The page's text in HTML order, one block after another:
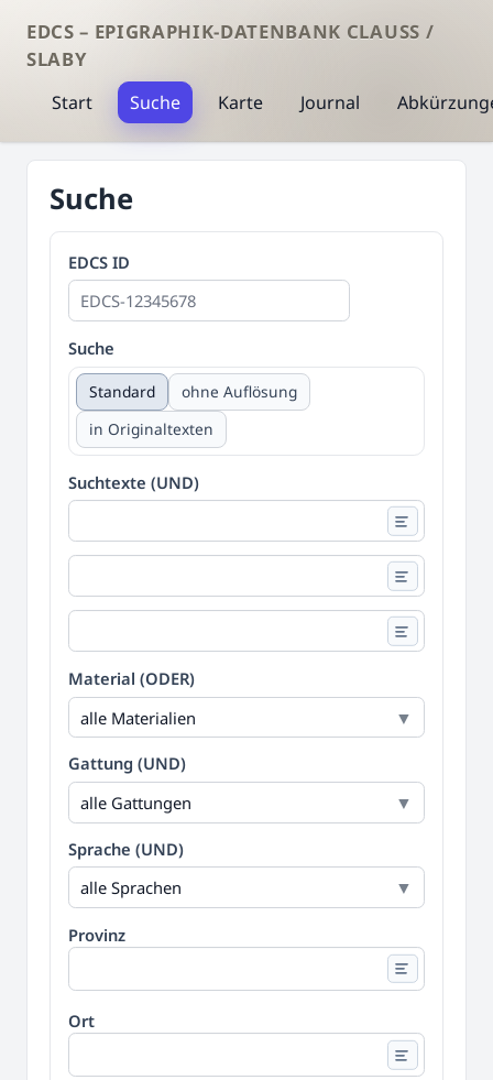
EDCS – EPIGRAPHIK-DATENBANK CLAUSS /
SLABY
Start Suche Karte Journal
Suche
EDCS ID
Suche
Standard
ohne Auflösung
in Originaltexten
Suchtexte (UND)
Material (ODER)
alle Materialien
Gattung (UND)
alle Gattungen
Sprache (UND)
alle Sprachen
Provinz
Ort